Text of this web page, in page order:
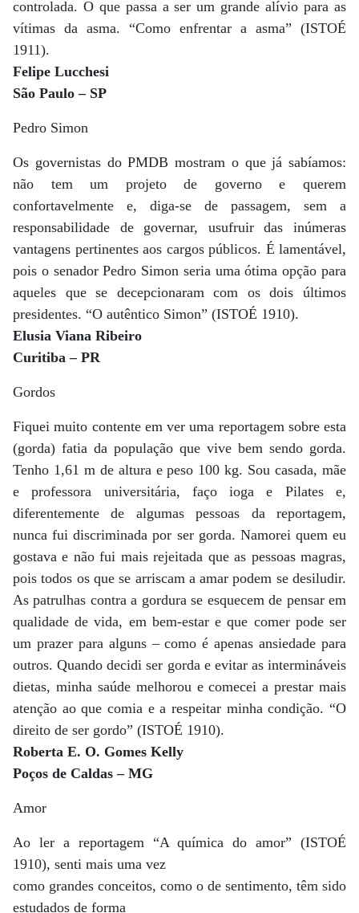
controlada. O que passa a ser um grande alívio para as
vítimas da asma. “Como enfrentar a asma” (ISTOÉ
1911).
Felipe Lucchesi
São Paulo – SP
Pedro Simon
Os governistas do PMDB mostram o que já sabíamos:
não tem um projeto de governo e querem
confortavelmente e, diga-se de passagem, sem a
responsabilidade de governar, usufruir das inúmeras
vantagens pertinentes aos cargos públicos. É lamentável,
pois o senador Pedro Simon seria uma ótima opção para
aqueles que se decepcionaram com os dois últimos
presidentes. “O autêntico Simon” (ISTOÉ 1910).
Elusia Viana Ribeiro
Curitiba – PR
Gordos
Fiquei muito contente em ver uma reportagem sobre esta
(gorda) fatia da população que vive bem sendo gorda.
Tenho 1,61 m de altura e peso 100 kg. Sou casada, mãe
e professora universitária, faço ioga e Pilates e,
diferentemente de algumas pessoas da reportagem,
nunca fui discriminada por ser gorda. Namorei quem eu
gostava e não fui mais rejeitada que as pessoas magras,
pois todos os que se arriscam a amar podem se desiludir.
As patrulhas contra a gordura se esquecem de pensar em
qualidade de vida, em bem-estar e que comer pode ser
um prazer para alguns – como é apenas ansiedade para
outros. Quando decidi ser gorda e evitar as intermináveis
dietas, minha saúde melhorou e comecei a prestar mais
atenção ao que comia e a respeitar minha condição. “O
direito de ser gordo” (ISTOÉ 1910).
Roberta E. O. Gomes Kelly
Poços de Caldas – MG
Amor
Ao ler a reportagem “A química do amor” (ISTOÉ
1910), senti mais uma vez
como grandes conceitos, como o de sentimento, têm sido
estudados de forma